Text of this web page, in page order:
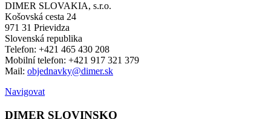
DIMER SLOVAKIA, s.r.o.
Košovská cesta 24
971 31 Prievidza
Slovenská republika
Telefon: +421 465 430 208
Mobilní telefon: +421 917 321 379
Mail: objednavky@dimer.sk
Navigovat
DIMER SLOVINSKO